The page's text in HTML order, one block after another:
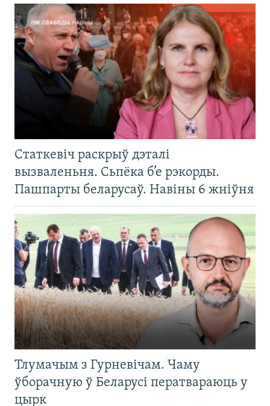
Статкевіч раскрыў дэталі
вызваленьня. Сьпёка б’е рэкорды.
Пашпарты беларусаў. Навіны 6 жніўня
Тлумачым з Гурневічам. Чаму
ўборачную ў Беларусі ператвараюць у
цырк